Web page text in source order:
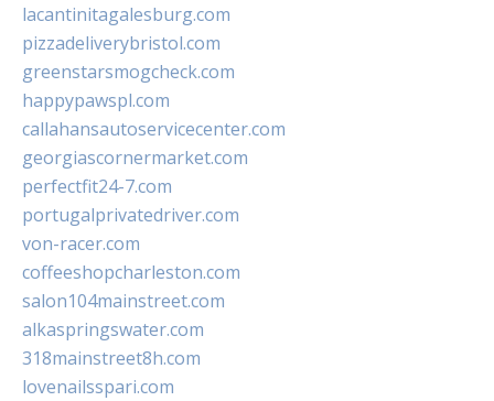
lacantinitagalesburg.com
pizzadeliverybristol.com
greenstarsmogcheck.com
happypawspl.com
callahansautoservicecenter.com
georgiascornermarket.com
perfectfit24-7.com
portugalprivatedriver.com
von-racer.com
coffeeshopcharleston.com
salon104mainstreet.com
alkaspringswater.com
318mainstreet8h.com
lovenailsspari.com